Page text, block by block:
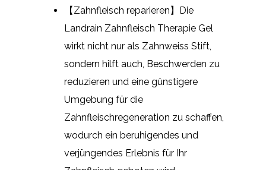
【Zahnfleisch reparieren】Die
Landrain Zahnfleisch Therapie Gel
wirkt nicht nur als Zahnweiss Stift,
sondern hilft auch, Beschwerden zu
reduzieren und eine günstigere
Umgebung für die
Zahnfleischregeneration zu schaffen,
wodurch ein beruhigendes und
verjüngendes Erlebnis für Ihr